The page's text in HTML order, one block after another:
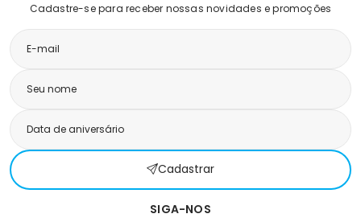
Cadastre-se para receber nossas novidades e promoções
Cadastrar
SIGA-NOS